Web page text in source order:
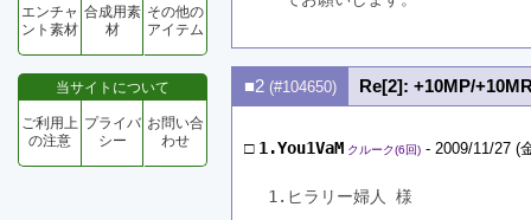
エンチャ
ント素材
合成用素
材
その他の
アイテム
当サイトについて
ご利用上
の注意
プライバ
シー
お問い合
わせ
■2 (#104650) Re[2]: +10MP/
□ 1.You1VaM クルーク(6回) - 2009/11/27 (
1.ヒラリー婦人 様